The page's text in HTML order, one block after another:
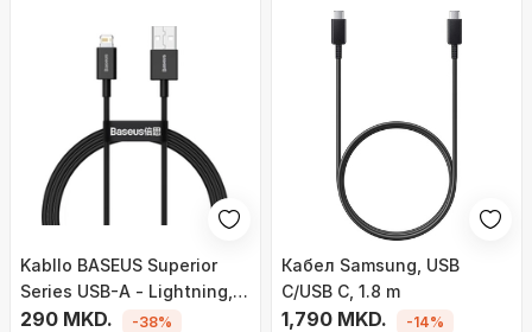
Kabllo BASEUS Superior
Series USB-A - Lightning,
2.4A, 1m, e zezë
290 MKD. -38%
Кабел Samsung, USB
C/USB C, 1.8 m
1,790 MKD. -14%